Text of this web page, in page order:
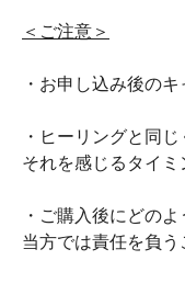
＜ご注意＞
・お申し込み後の
・ヒーリングと同
それを感じるタイミ
・ご購入後にどの
当方では責任を負う